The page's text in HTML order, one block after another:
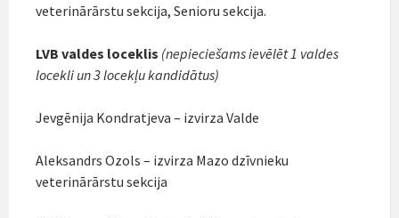
veterinārārstu sekcija, Senioru sekcija.
LVB valdes loceklis (nepieciešams ievēlēt 1 valdes
locekli un 3 locekļu kandidātus)
Jevgēnija Kondratjeva – izvirza Valde
Aleksandrs Ozols – izvirza Mazo dzīvnieku
veterinārārstu sekcija